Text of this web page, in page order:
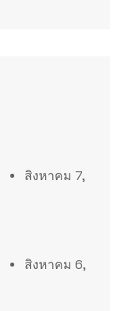
สิงหาคม 7,
สิงหาคม 6,